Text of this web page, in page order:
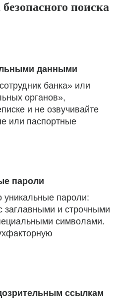
поиска
данными
банка» или
органов»,
и не озвучивайте
или паспортные
пароли
уникальные пароли:
заглавными и строчными
символами.
ссылкам